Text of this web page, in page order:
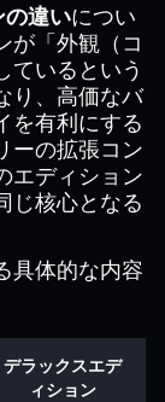
の違いについ
が「外観（コ
ているという
り、高価なバ
を有利にする
ーの拡張コン
エディション
じ核心となる
具体的な内容
デラックスエデ
ィション